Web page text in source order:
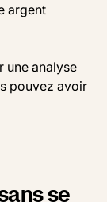
argent
une analyse
pouvez avoir
se